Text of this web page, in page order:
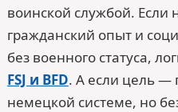
воинской службой.
гражданский опыт и
без военного статуса,
FSJ и BFD. А если цель —
немецкой системе, но